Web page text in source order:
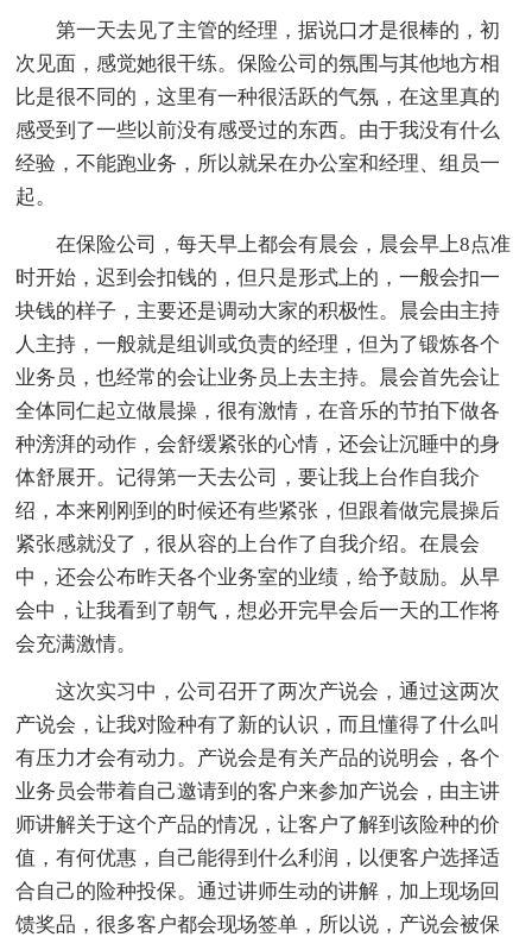
第一天去见了主管的经理，据说口才是很棒的，初
次见面，感觉她很干练。保险公司的氛围与其他地方相
比是很不同的，这里有一种很活跃的气氛，在这里真的
感受到了一些以前没有感受过的东西。由于我没有什么
经验，不能跑业务，所以就呆在办公室和经理、组员一
起。
在保险公司，每天早上都会有晨会，晨会早上8点准
时开始，迟到会扣钱的，但只是形式上的，一般会扣一
块钱的样子，主要还是调动大家的积极性。晨会由主持
人主持，一般就是组训或负责的经理，但为了锻炼各个
业务员，也经常的会让业务员上去主持。晨会首先会让
全体同仁起立做晨操，很有激情，在音乐的节拍下做各
种滂湃的动作，会舒缓紧张的心情，还会让沉睡中的身
体舒展开。记得第一天去公司，要让我上台作自我介
绍，本来刚刚到的时候还有些紧张，但跟着做完晨操后
紧张感就没了，很从容的上台作了自我介绍。在晨会
中，还会公布昨天各个业务室的业绩，给予鼓励。从早
会中，让我看到了朝气，想必开完早会后一天的工作将
会充满激情。
这次实习中，公司召开了两次产说会，通过这两次
产说会，让我对险种有了新的认识，而且懂得了什么叫
有压力才会有动力。产说会是有关产品的说明会，各个
业务员会带着自己邀请到的客户来参加产说会，由主讲
师讲解关于这个产品的情况，让客户了解到该险种的价
值，有何优惠，自己能得到什么利润，以便客户选择适
合自己的险种投保。通过讲师生动的讲解，加上现场回
馈奖品，很多客户都会现场签单，所以说，产说会被保